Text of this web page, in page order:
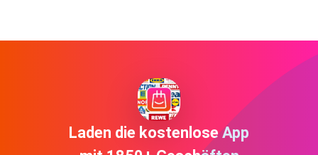
Laden die kostenlose App